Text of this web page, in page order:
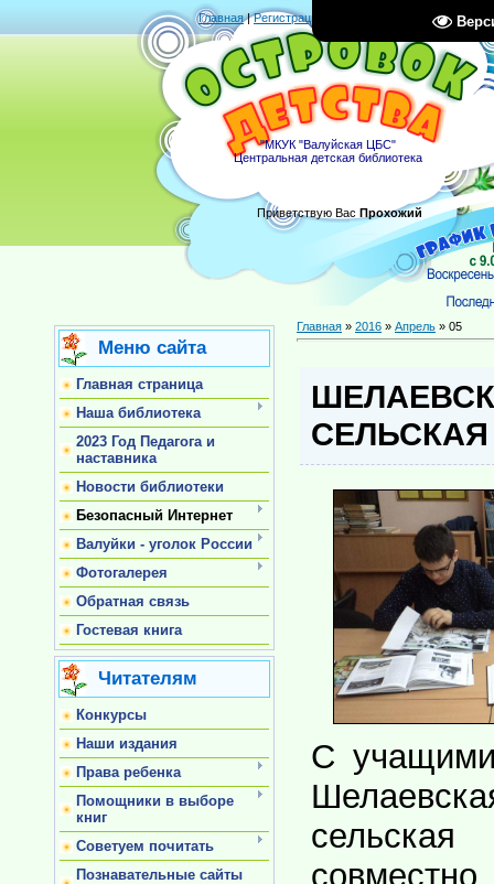
Главная|Регистрация
"МКУК "Валуйская ЦБС"
Центральная детская библиотека
Приветствую Вас Прохожий
Меню сайта
Главная страница
Наша библиотека
2023 Год Педагога и
наставника
Новости библиотеки
Безопасный Интернет
Валуйки - уголок России
Фотогалерея
Обратная связь
Гостевая книга
Читателям
Конкурсы
Наши издания
Права ребенка
Помощники в выборе
книг
Советуем почитать
Познавательные сайты
Главная » 2016 » Апрель » 05
С